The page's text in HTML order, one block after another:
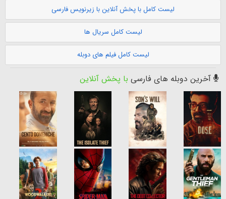
لیست کامل با پخش آنلاین با زیرنویس فارسی
لیست کامل سریال ها
لیست کامل فیلم های دوبله
آخرین دوبله های فارسی با پخش آنلاین